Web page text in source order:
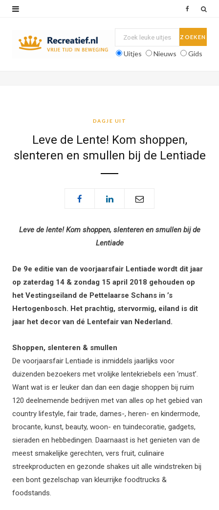
Uitjes Nieuws Gids
DAGJE UIT
Leve de Lente! Kom shoppen,
slenteren en smullen bij de Lentiade
Leve de lente! Kom shoppen, slenteren en smullen bij de
Lentiade
De 9e editie van de voorjaarsfair Lentiade wordt dit jaar
op zaterdag 14 & zondag 15 april 2018 gehouden op
het Vestingseiland de Pettelaarse Schans in ’s
Hertogenbosch. Het prachtig, stervormig, eiland is dit
jaar het decor van dé Lentefair van Nederland.
Shoppen, slenteren & smullen
De voorjaarsfair Lentiade is inmiddels jaarlijks voor
duizenden bezoekers met vrolijke lentekriebels een ‘must’.
Want wat is er leuker dan dan een dagje shoppen bij ruim
120 deelnemende bedrijven met van alles op het gebied van
country lifestyle, fair trade, dames-, heren- en kindermode,
brocante, kunst, beauty, woon- en tuindecoratie, gadgets,
sieraden en hebbedingen. Daarnaast is het genieten van de
meest smakelijke gerechten, vers fruit, culinaire
streekproducten en gezonde shakes uit alle windstreken bij
een bont gezelschap van kleurrijke foodtrucks &
foodstands.